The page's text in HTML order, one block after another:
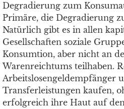
Degradierung zum
Primäre, die Degradierung
Natürlich gibt es in allen
Gesellschaften soziale
Konsumtion, aber nicht an
Warenreichtums teilhaben.
Arbeitslosengeldempfänger
Transferleistungen kaufen,
erfolgreich ihre Haut auf